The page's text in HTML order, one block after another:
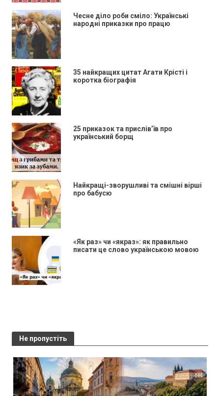
Чесне діло роби сміло: Українські
народні приказки про працю
35 найкращих цитат Агати Крісті і
коротка біографія
25 приказок та прислів’їв про
український борщ
Найкращі-зворушливі та смішні вірші
про бабусю
«Як раз» чи «якраз»: як правильно
писати це слово українською мовою
Не пропустіть